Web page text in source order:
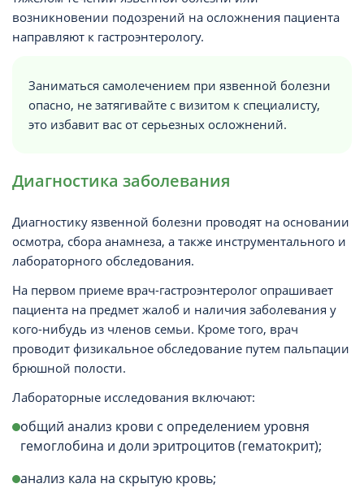
возникновении подозрений на осложнения пациента
направляют к гастроэнтерологу.
Заниматься самолечением при язвенной болезни
опасно, не затягивайте с визитом к специалисту,
это избавит вас от серьезных осложнений.
Диагностика заболевания
Диагностику язвенной болезни проводят на основании
осмотра, сбора анамнеза, а также инструментального и
лабораторного обследования.
На первом приеме врач-гастроэнтеролог опрашивает
пациента на предмет жалоб и наличия заболевания у
кого-нибудь из членов семьи. Кроме того, врач
проводит физикальное обследование путем пальпации
брюшной полости.
Лабораторные исследования включают:
общий анализ крови с определением уровня
гемоглобина и доли эритроцитов (гематокрит);
анализ кала на скрытую кровь;